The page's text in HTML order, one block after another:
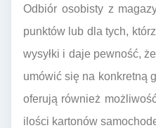
Odbiór osobisty z
punktów lub dla tych,
wysyłki i daje pewność,
umówić się na konkretną
oferują również
ilości kartonów